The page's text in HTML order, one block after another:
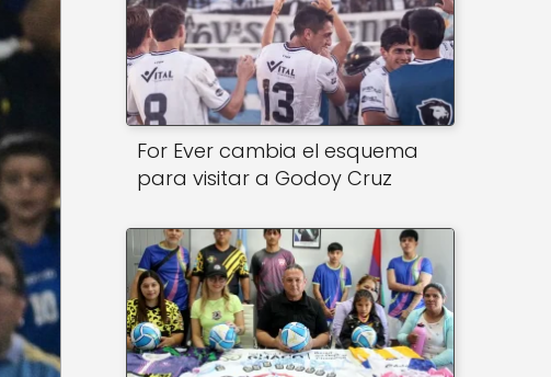
For Ever cambia el esquema
para visitar a Godoy Cruz